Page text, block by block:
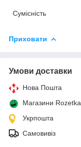
Сумісність
Приховати
Умови доставки
Нова Пошта
Магазини Rozetka
Укрпошта
Самовивіз